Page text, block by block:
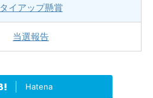
タイアップ懸賞
当選報告
Hatena